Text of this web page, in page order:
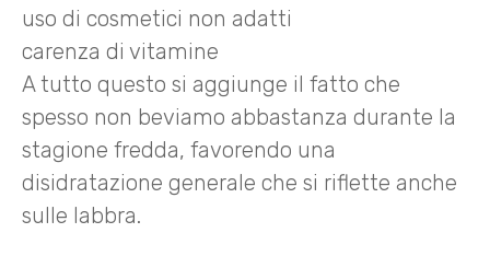
uso di cosmetici non adatti
carenza di vitamine
A tutto questo si aggiunge il fatto che
spesso non beviamo abbastanza durante la
stagione fredda, favorendo una
disidratazione generale che si riflette anche
sulle labbra.